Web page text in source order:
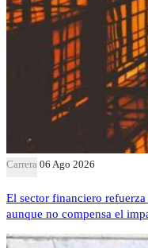
Carrera 06 Ago 2026
El sector financiero
aunque no compensa el